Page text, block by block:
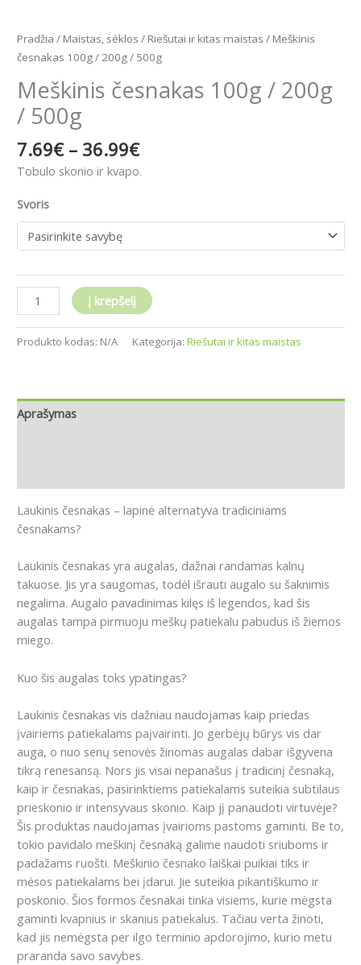
Pradžia / Maistas, sėklos / Riešutai ir kitas maistas / Meškinis
česnakas 100g / 200g / 500g
Meškinis česnakas 100g / 200g
/ 500g
7.69€ – 36.99€
Tobulo skonio ir kvapo.
Svoris
Į krepšelį
Produkto kodas: N/A Kategorija: Riešutai ir kitas maistas
Aprašymas
Laukinis česnakas – lapinė alternatyva tradiciniams
česnakams?
Laukinis česnakas yra augalas, dažnai randamas kalnų
takuose. Jis yra saugomas, todėl išrauti augalo su šaknimis
negalima. Augalo pavadinimas kilęs iš legendos, kad šis
augalas tampa pirmuoju meškų patiekalu pabudus iš žiemos
miego.
Kuo šis augalas toks ypatingas?
Laukinis česnakas vis dažniau naudojamas kaip priedas
įvairiems patiekalams paįvairinti. Jo gerbėjų būrys vis dar
auga, o nuo senų senovės žinomas augalas dabar išgyvena
tikrą renesansą. Nors jis visai nepanašus į tradicinį česnaką,
kaip ir česnakas, pasirinktiems patiekalams suteikia subtilaus
prieskonio ir intensyvaus skonio. Kaip jį panaudoti virtuvėje?
Šis produktas naudojamas įvairioms pastoms gaminti. Be to,
tokio pavidalo meškinį česnaką galime naudoti sriuboms ir
padažams ruošti. Meškinio česnako laiškai puikiai tiks ir
mėsos patiekalams bei įdarui. Jie suteikia pikantiškumo ir
poskonio. Šios formos česnakai tinka visiems, kurie mėgsta
gaminti kvapnius ir skanius patiekalus. Tačiau verta žinoti,
kad jis nemėgsta per ilgo terminio apdorojimo, kurio metu
praranda savo savybes.